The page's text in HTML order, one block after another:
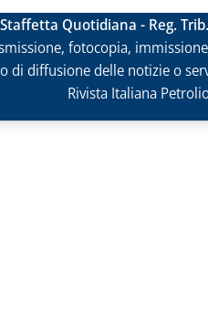
Staffetta Quotidiana - Reg.
fotocopia,
di diffusione delle notizie o
Rivista Italiana